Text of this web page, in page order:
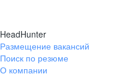
HeadHunter
Размещение вакансий
Поиск по резюме
О компании